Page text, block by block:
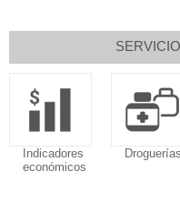
Droguerías